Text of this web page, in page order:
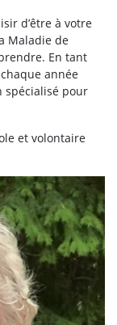
d’être à votre
Maladie de
En tant
année
spécialisé pour
et volontaire